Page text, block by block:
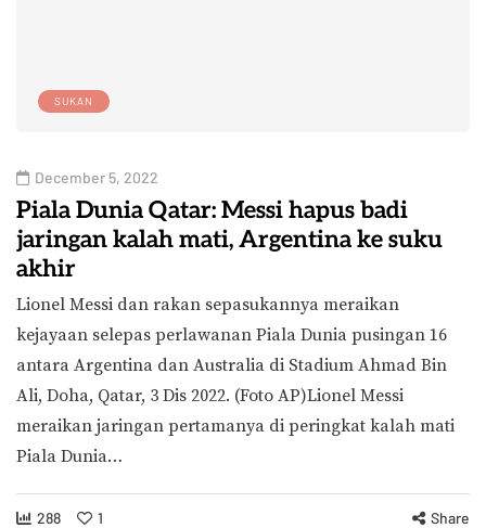
SUKAN
December 5, 2022
Piala Dunia Qatar: Messi hapus badi
jaringan kalah mati, Argentina ke suku
akhir
Lionel Messi dan rakan sepasukannya meraikan
kejayaan selepas perlawanan Piala Dunia pusingan 16
antara Argentina dan Australia di Stadium Ahmad Bin
Ali, Doha, Qatar, 3 Dis 2022. (Foto AP)Lionel Messi
meraikan jaringan pertamanya di peringkat kalah mati
Piala Dunia…
288 1 Share